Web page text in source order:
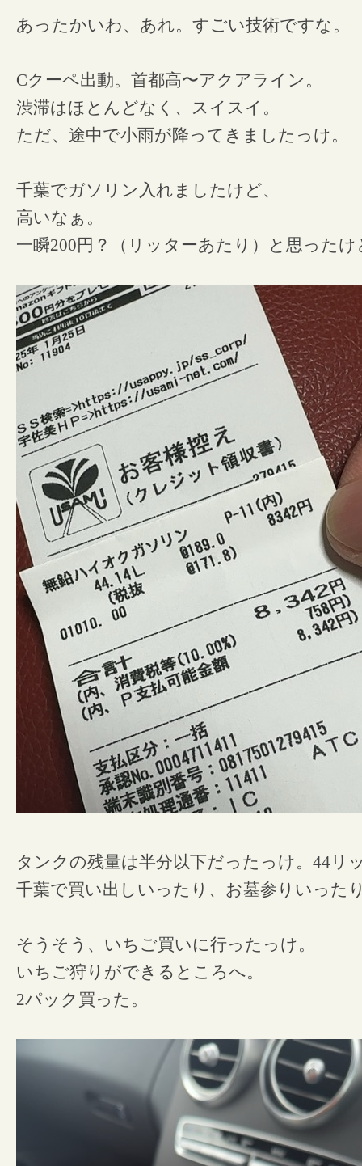
あったかいわ、あれ。すごい技術ですな。
Cクーペ出動。首都高〜アクアライン。
渋滞はほとんどなく、スイスイ。
ただ、途中で小雨が降ってきましたっけ。
千葉でガソリン入れましたけど、
高いなぁ。
一瞬200円？（リッターあたり）と思った
タンクの残量は半分以下だったっけ。44リ
千葉で買い出しいったり、お墓参りいった
そうそう、いちご買いに行ったっけ。
いちご狩りができるところへ。
2パック買った。